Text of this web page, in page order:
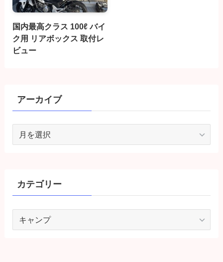
国内最高クラス 100ℓ バイ
ク用 リアボックス 取付レ
ビュー
アーカイブ
カテゴリー